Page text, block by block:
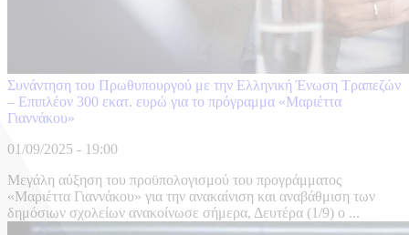
Συνάντηση του Πρωθυπουργού με την Ελληνική Ένωση Τραπεζών
– Eπιπλέον 300 εκατ. ευρώ για το πρόγραμμα «Μαριέττα
Γιαννάκου»
01/09/2025 - 19:00
Μεγάλη αύξηση του προϋπολογισμού του προγράμματος
«Μαριέττα Γιαννάκου» για την ανακαίνιση και αναβάθμιση των
δημόσιων σχολείων ανακοίνωσε σήμερα, Δευτέρα (1/9) ο ...